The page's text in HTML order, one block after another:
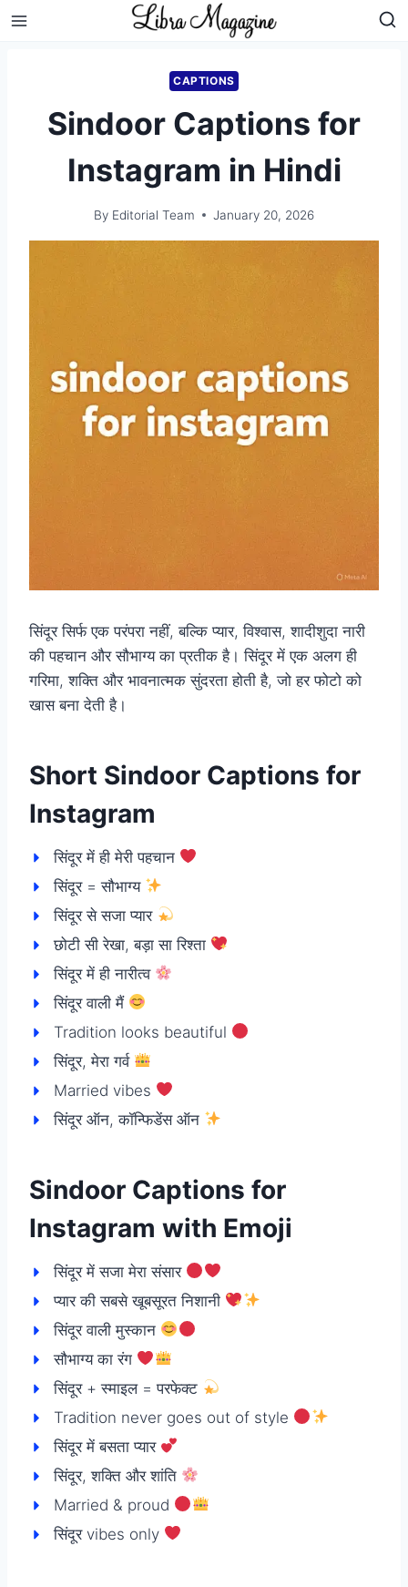
Skip
CAPTIONS
Sindoor Captions for
Instagram in Hindi
By Editorial Team January 20, 2026
सिंदूर सिर्फ एक परंपरा नहीं, बल्कि प्यार, विश्वास, शादीशुदा नारी
की पहचान और सौभाग्य का प्रतीक है। सिंदूर में एक अलग ही
गरिमा, शक्ति और भावनात्मक सुंदरता होती है, जो हर फोटो को
खास बना देती है।
Short Sindoor Captions for
Instagram
सिंदूर में ही मेरी पहचान
सिंदूर = सौभाग्य
सिंदूर से सजा प्यार
छोटी सी रेखा, बड़ा सा रिश्ता
सिंदूर में ही नारीत्व
सिंदूर वाली मैं
Tradition looks beautiful
सिंदूर, मेरा गर्व
Married vibes
सिंदूर ऑन, कॉन्फिडेंस ऑन
Sindoor Captions for
Instagram with Emoji
सिंदूर में सजा मेरा संसार
प्यार की सबसे खूबसूरत निशानी
सिंदूर वाली मुस्कान
सौभाग्य का रंग
सिंदूर + स्माइल = परफेक्ट
Tradition never goes out of style
सिंदूर में बसता प्यार
सिंदूर, शक्ति और शांति
Married & proud
सिंदूर vibes only